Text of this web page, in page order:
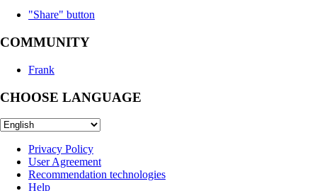
"Share" button
COMMUNITY
Frank
CHOOSE LANGUAGE
Privacy Policy
User Agreement
Recommendation technologies
Help